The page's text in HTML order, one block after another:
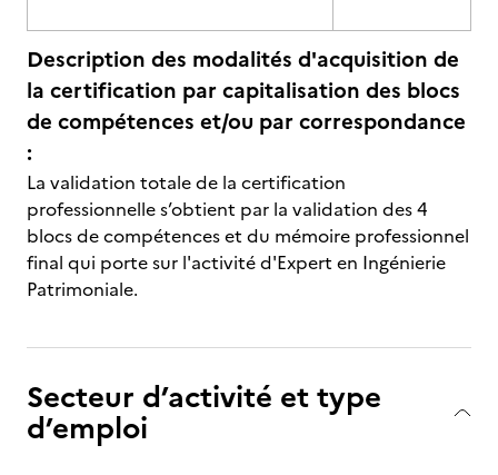
Description des modalités d'acquisition de
la certification par capitalisation des blocs
de compétences et/ou par correspondance
:
La validation totale de la certification
professionnelle s’obtient par la validation des 4
blocs de compétences et du mémoire professionnel
final qui porte sur l'activité d'Expert en Ingénierie
Patrimoniale.
Secteur d’activité et type
d’emploi